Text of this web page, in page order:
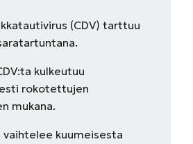
(CDV) tarttuu
kulkeutuu
rokotettujen
mukana.
vaihtelee kuumeisesta